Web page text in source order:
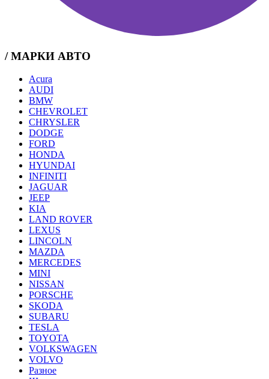
/ МАРКИ АВТО
Acura
AUDI
BMW
CHEVROLET
CHRYSLER
DODGE
FORD
HONDA
HYUNDAI
INFINITI
JAGUAR
JEEP
KIA
LAND ROVER
LEXUS
LINCOLN
MAZDA
MERCEDES
MINI
NISSAN
PORSCHE
SKODA
SUBARU
TESLA
TOYOTA
VOLKSWAGEN
VOLVO
Разное